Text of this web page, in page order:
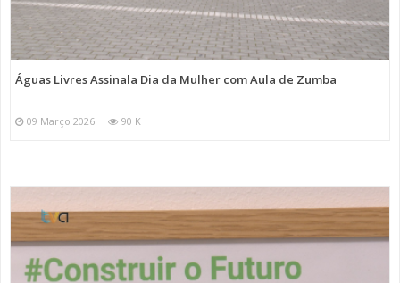
Águas Livres Assinala Dia da Mulher com Aula de Zumba
09 Março 2026 90 K